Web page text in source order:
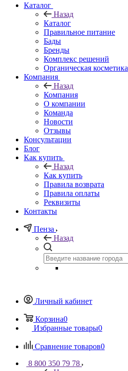
Каталог
Назад
Каталог
Правильное питание
Бады
Бренды
Комплекс решений
Органическая косметика
Компания
Назад
Компания
О компании
Команда
Новости
Отзывы
Консультации
Блог
Как купить
Назад
Как купить
Правила возврата
Правила оплаты
Реквизиты
Контакты
Пенза
Назад
Личный кабинет
Корзина0
Избранные товары0
Сравнение товаров0
8 800 350 79 78